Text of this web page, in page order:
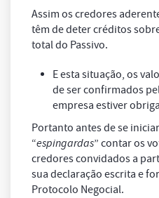
Assim os credores
têm de deter créditos
total do Passivo.
E esta situação, os
de ser confirmados
empresa estiver
Portanto antes de se
“espingardas” contar os
credores convidados a
sua declaração escrita e
Protocolo Negocial.